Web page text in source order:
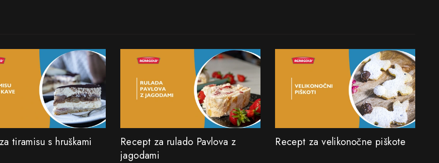
tiramisu s hruškami
Recept za rulado Pavlova z
jagodami
Recept za velikonočne piškote